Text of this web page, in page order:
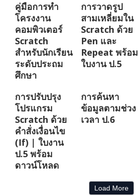
คู่มือการทำ
โครงงาน
คอมพิวเตอร์
Scratch
สำหรับนักเรียน
ระดับประถม
ศึกษา
การวาดรูป
สามเหลี่ยมใน
Scratch ด้วย
Pen และ
Repeat พร้อม
ใบงาน ป.5
การปรับปรุง
โปรแกรม
Scratch ด้วย
คำสั่งเงื่อนไข
(If) | ใบงาน
ป.5 พร้อม
ดาวน์โหลด
การค้นหา
ข้อมูลตามช่วง
เวลา ป.6
Load More